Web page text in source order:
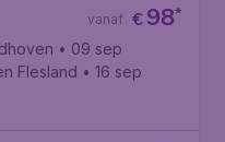
€98*
vanaf
• 09 sep
Flesland • 16 sep